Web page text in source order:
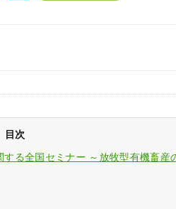
目次
る全国セミナー ～放牧型有機畜産